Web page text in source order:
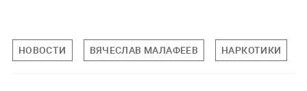
НОВОСТИ ВЯЧЕСЛАВ МАЛАФЕЕВ НАРКОТИКИ